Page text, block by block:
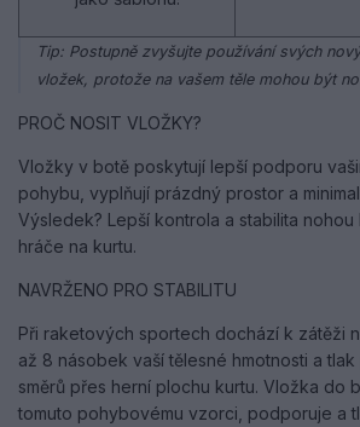
Tip: Postupně zvyšujte používání svých
vložek, protože na vašem těle mohou být
PROČ NOSIT VLOŽKY?
Vložky v botě poskytují lepší podporu
pohybu, vyplňují prázdný prostor a
Výsledek? Lepší kontrola a stabilita
hráče na kurtu.
NAVRŽENO PRO STABILITU
Při raketových sportech dochází k zátěži
až 8 násobek vaší tělesné hmotnosti a
směrů přes herní plochu kurtu. Vložka do
tomuto pohybovému vzorci, podporuje a